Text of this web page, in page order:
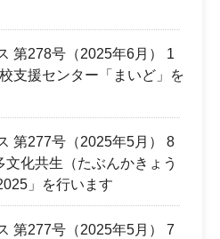
第278号（2025年6月） 1
支援センター「まいど」を
第277号（2025年5月） 8
化共生（たぶんかきょう
」を行います
第277号（2025年5月） 7